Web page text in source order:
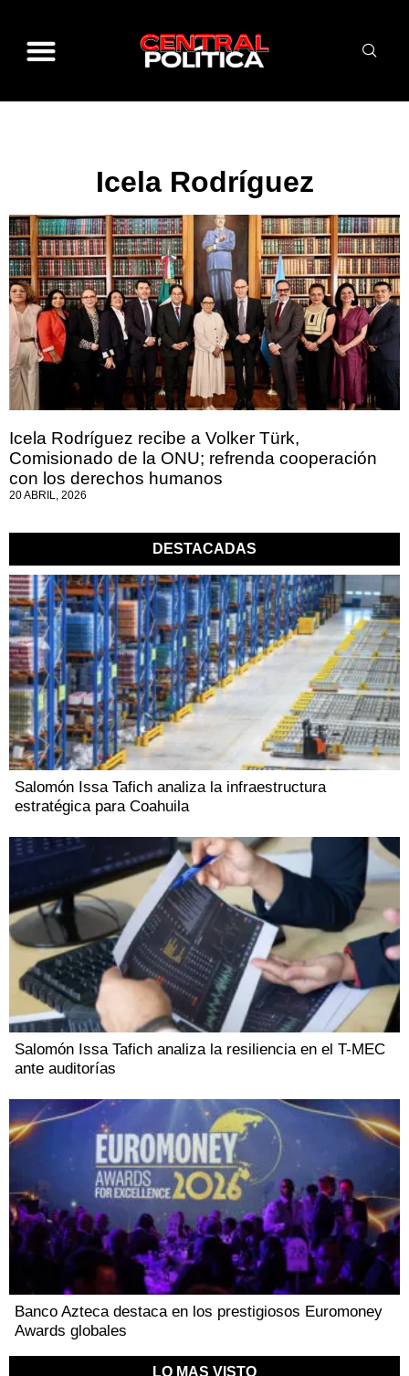
Icela Rodríguez
Icela Rodríguez recibe a Volker Türk,
Comisionado de la ONU; refrenda cooperación
con los derechos humanos
20 ABRIL, 2026
DESTACADAS
Salomón Issa Tafich analiza la infraestructura
estratégica para Coahuila
Salomón Issa Tafich analiza la resiliencia en el T-MEC
ante auditorías
Banco Azteca destaca en los prestigiosos Euromoney
Awards globales
LO MAS VISTO